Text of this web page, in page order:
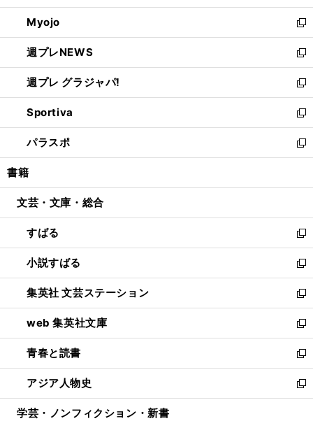
開
く
ウ
で
開
く
ン
ド
ウ
で
開
く
ウ
ィ
ン
ド
ウ
で
開
く
Myojo
新
し
い
ウ
ィ
ン
ド
ウ
で
開
週プレNEWS
新
し
い
ウ
ィ
ン
ド
ウ
開
週プレ グラジャパ!
新
し
い
ウ
ィ
ン
ウ
開
く
Sportiva
新
し
い
ウ
ン
ウ
で
開
く
パラスポ
新
し
ウ
ン
ド
ウ
で
開
く
書籍
文芸・文庫・総合
すばる
新
し
い
ウ
ィ
ン
ド
ウ
で
開
く
小説すばる
新
し
い
ウ
ィ
ン
ド
ウ
で
開
集英社 文芸ステーション
新
し
い
ウ
ィ
ン
ド
ウ
web 集英社文庫
新
し
い
ウ
ィ
ン
青春と読書
新
し
い
ウ
アジア人物史
新
し
学芸・ノンフィクション・新書